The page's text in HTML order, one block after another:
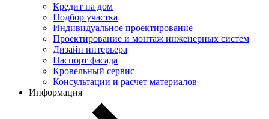
Кредит на дом
Подбор участка
Индивидуальное проектирование
Проектирование и монтаж инженерных систем
Дизайн интерьера
Паспорт фасада
Кровельный сервис
Консультации и расчет материалов
Информация